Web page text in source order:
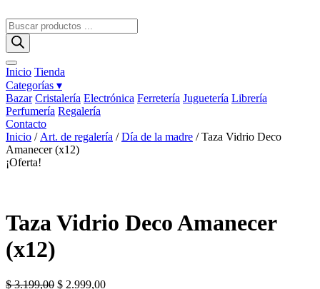
al
contenido
Búsqueda
de
productos
Inicio Tienda
Categorías ▾
Bazar Cristalería Electrónica Ferretería Juguetería Librería
Perfumería Regalería
Contacto
Inicio / Art. de regalería /Día de la madre / Taza Vidrio Deco
Amanecer (x12)
¡Oferta!
Taza Vidrio Deco Amanecer
(x12)
$3.199,00 El
$ 2.999,00El